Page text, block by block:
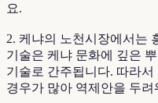
요.
2. 케냐의 노천시장에서는
기술은 케냐 문화에 깊은
기술로 간주됩니다. 따라
경우가 많아 역제안을 두